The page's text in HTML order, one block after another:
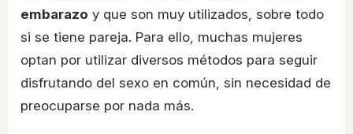
embarazo y que son muy utilizados, sobre todo
si se tiene pareja. Para ello, muchas mujeres
optan por utilizar diversos métodos para seguir
disfrutando del sexo en común, sin necesidad de
preocuparse por nada más.